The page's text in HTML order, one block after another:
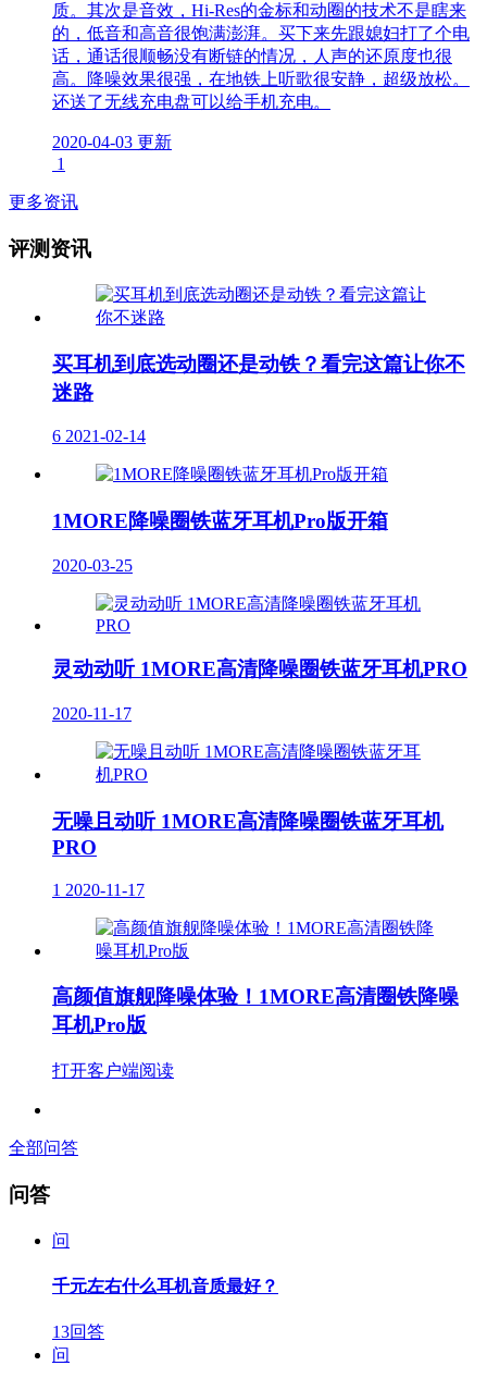
质。其次是音效，Hi-Res的金标和动圈的技术不是瞎来
的，低音和高音很饱满澎湃。买下来先跟媳妇打了个电
话，通话很顺畅没有断链的情况，人声的还原度也很
高。降噪效果很强，在地铁上听歌很安静，超级放松。
还送了无线充电盘可以给手机充电。
2020-04-03 更新
1
更多资讯
评测资讯
买耳机到底选动圈还是动铁？看完这篇让你不
迷路
6 2021-02-14
1MORE降噪圈铁蓝牙耳机Pro版开箱
2020-03-25
灵动动听 1MORE高清降噪圈铁蓝牙耳机PRO
2020-11-17
无噪且动听 1MORE高清降噪圈铁蓝牙耳机
PRO
1 2020-11-17
高颜值旗舰降噪体验！1MORE高清圈铁降噪
耳机Pro版
打开客户端阅读
全部问答
问答
问
千元左右什么耳机音质最好？
13回答
问